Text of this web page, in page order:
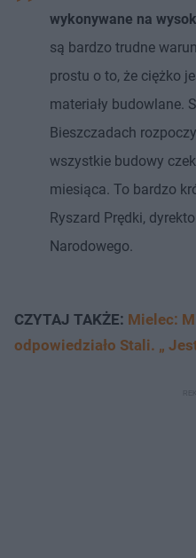
wykonywane na
są bardzo trudne
prostu o to, że ciężko
materiały budowlane.
Bieszczadach
wszystkie budowy
miesiąca. To bardzo
Ryszard Prędki,
Narodowego.
CZYTAJ TAKŻE: Mielec:
odpowiedziało Stali. „